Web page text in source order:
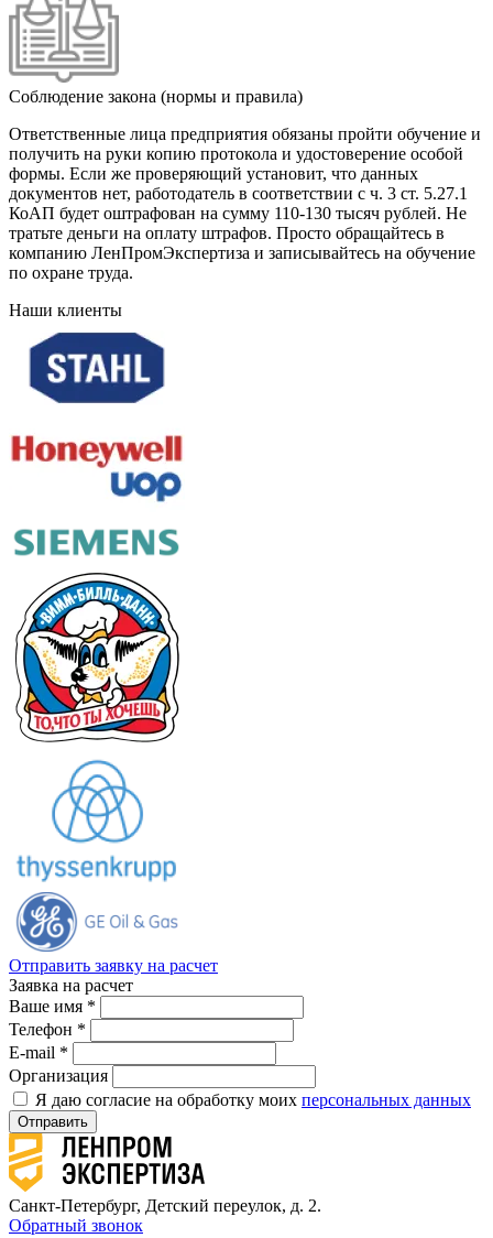
Соблюдение закона (нормы и правила)
Ответственные лица предприятия обязаны пройти обучение и
получить на руки копию протокола и удостоверение особой
формы. Если же проверяющий установит, что данных
документов нет, работодатель в соответствии с ч. 3 ст. 5.27.1
КоАП будет оштрафован на сумму 110-130 тысяч рублей. Не
тратьте деньги на оплату штрафов. Просто обращайтесь в
компанию ЛенПромЭкспертиза и записывайтесь на обучение
по охране труда.
Наши клиенты
Отправить заявку на расчет
Заявка на расчет
Ваше имя *
Телефон *
E-mail *
Организация
Я даю согласие на обработку моих персональных данных
Отправить
Санкт-Петербург, Детский переулок, д. 2.
Обратный звонок